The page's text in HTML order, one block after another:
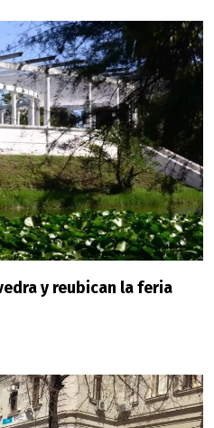
y reubican la feria